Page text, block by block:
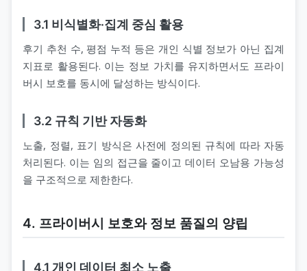
3.1 비식별화·집계 중심 활용
후기 추천 수, 평점 누적 등은 개인 식별 정보가 아닌 집계
지표로 활용된다. 이는 정보 가치를 유지하면서도 프라이
버시 보호를 동시에 달성하는 방식이다.
3.2 규칙 기반 자동화
노출, 정렬, 표기 방식은 사전에 정의된 규칙에 따라 자동
처리된다. 이는 임의 접근을 줄이고 데이터 오남용 가능성
을 구조적으로 제한한다.
4. 프라이버시 보호와 정보 품질의 양립
4.1 개인 데이터 최소 노출